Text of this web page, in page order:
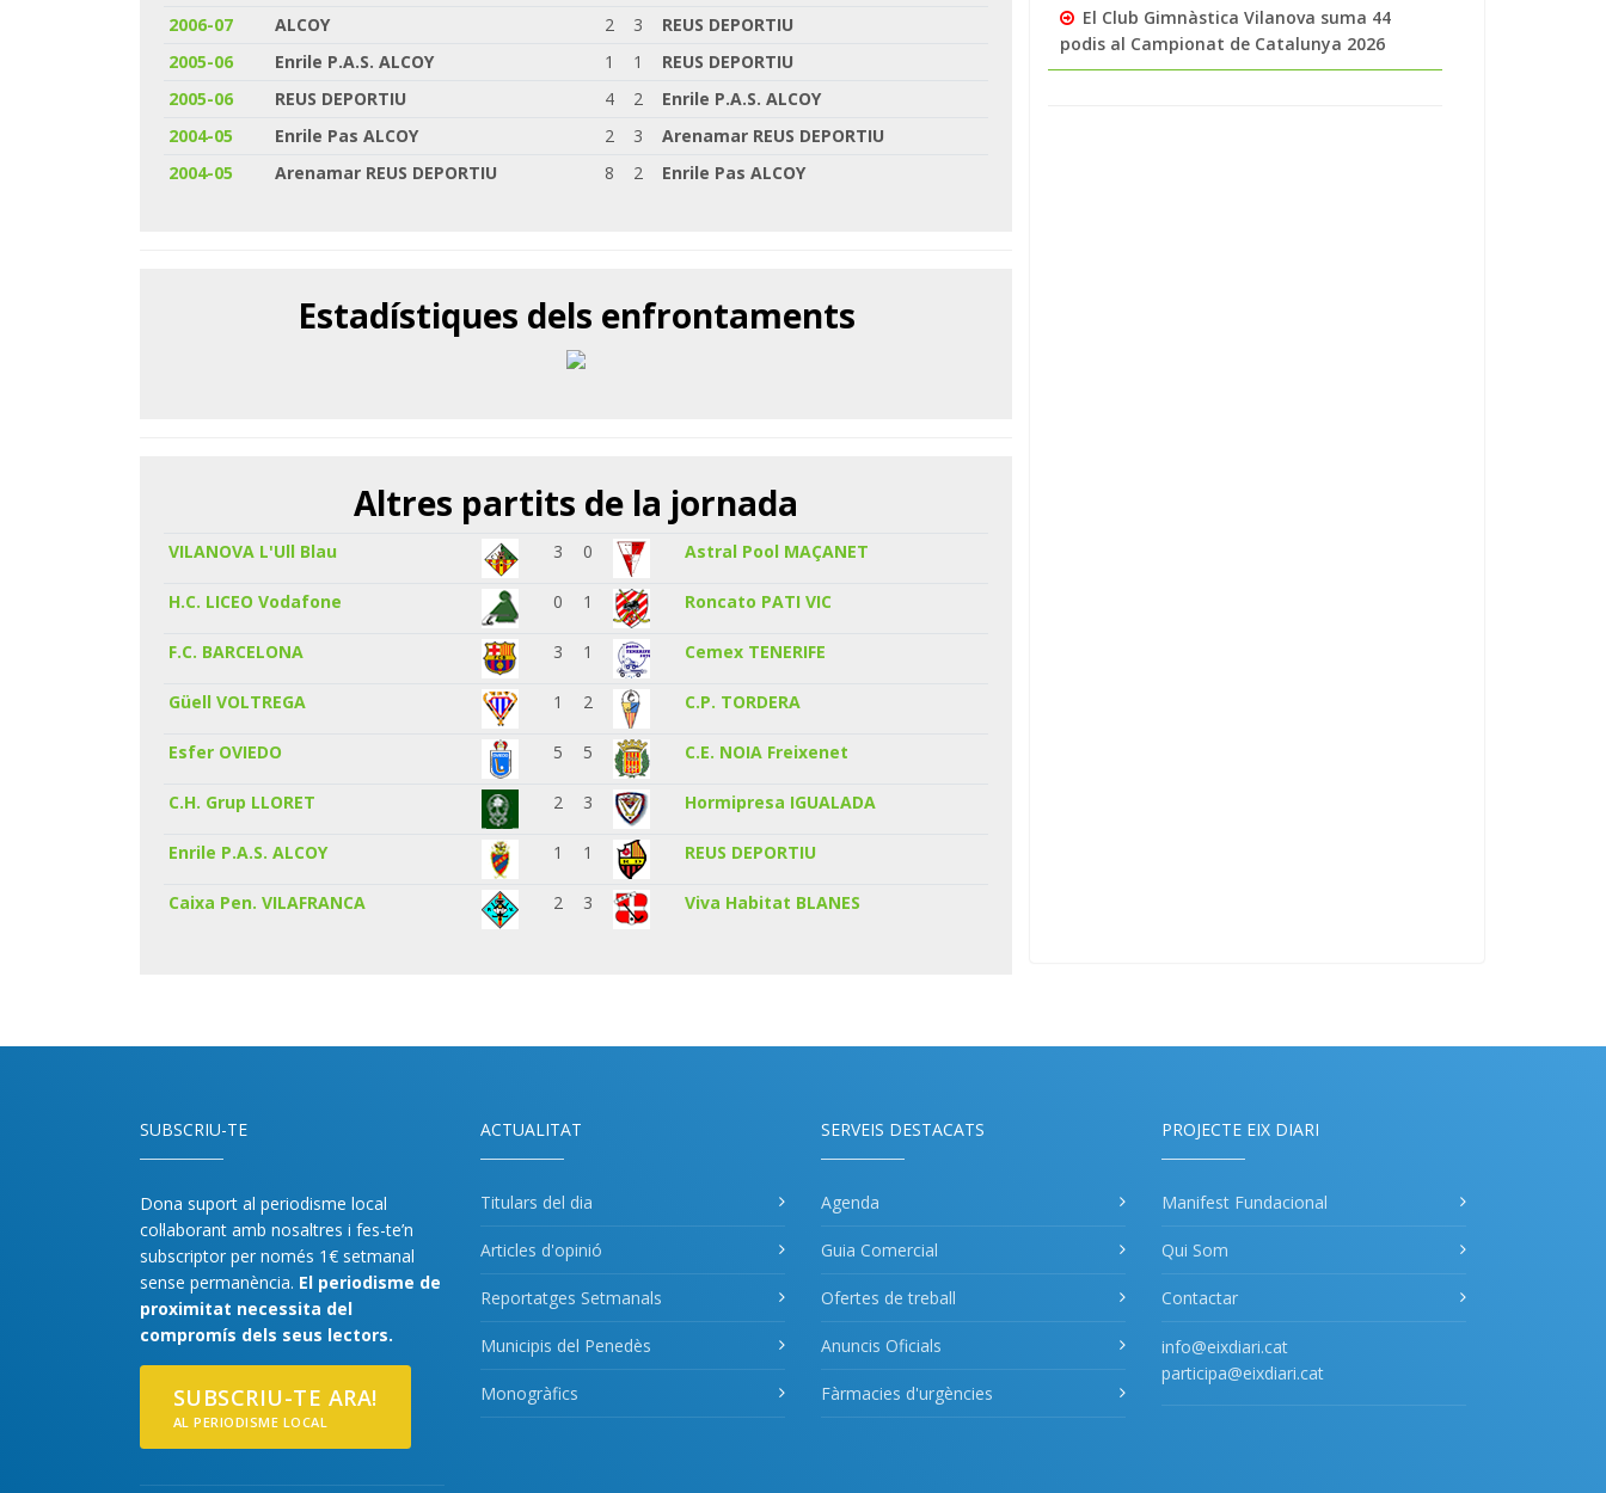
2006-07
ALCOY 2 3
REUS DEPORTIU
2005-06
Enrile P.A.S. ALCOY 1 1
REUS DEPORTIU
2005-06
REUS DEPORTIU 4 2
Enrile P.A.S. ALCOY
2004-05
Enrile Pas ALCOY 2 3
Arenamar REUS DEPORTIU
2004-05
Arenamar REUS DEPORTIU 8 2 Enrile Pas ALCOY
Estadístiques dels enfrontaments
Altres partits de la jornada
VILANOVA L'Ull Blau 3 0 Astral Pool MAÇANET
H.C. LICEO Vodafone 0 1 Roncato PATI VIC
F.C. BARCELONA 3 1 Cemex TENERIFE
Güell VOLTREGA 1 2 C.P. TORDERA
Esfer OVIEDO 5 5 C.E. NOIA Freixenet
C.H. Grup LLORET 2 3 Hormipresa IGUALADA
Enrile P.A.S. ALCOY 1 1 REUS DEPORTIU
Caixa Pen. VILAFRANCA 2 3 Viva Habitat BLANES
El Club Gimnàstica Vilanova suma 44
podis al Campionat de Catalunya 2026
SUBSCRIU-TE
Dona suport al periodisme local
col·laborant amb nosaltres i fes-te’n
subscriptor per només 1€ setmanal
sense permanència. El periodisme de
proximitat necessita del
compromís dels seus lectors.
SUBSCRIU-TE ARA!
AL PERIODISME LOCAL
ACTUALITAT
Titulars del dia
Articles d'opinió
Reportatges Setmanals
Municipis del Penedès
Monogràfics
SERVEIS DESTACATS
Agenda
Guia Comercial
Ofertes de treball
Anuncis Oficials
Fàrmacies d'urgències
PROJECTE EIX DIARI
Manifest Fundacional
Qui Som
Contactar
info@eixdiari.cat
participa@eixdiari.cat